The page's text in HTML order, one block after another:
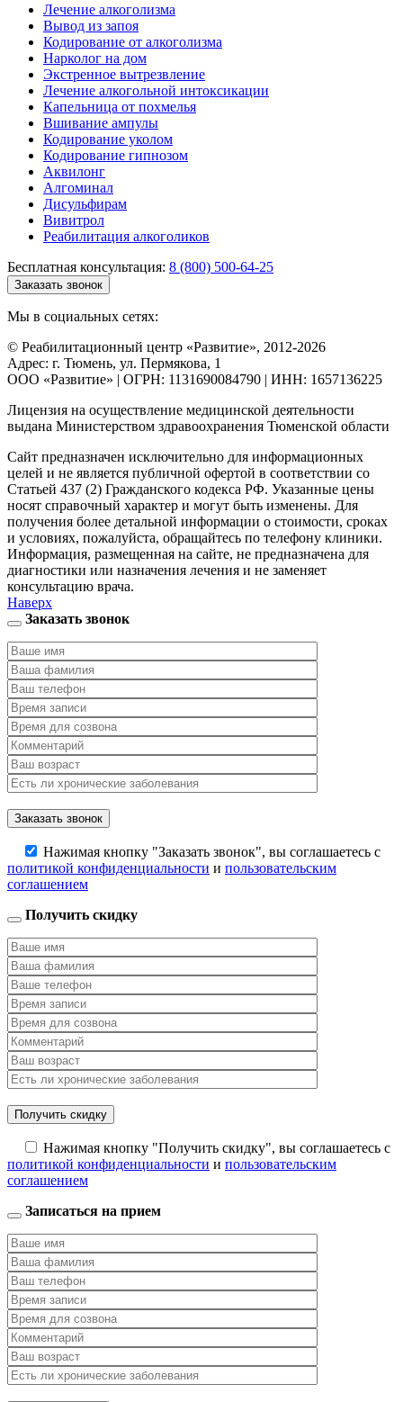
Лечение алкоголизма
Вывод из запоя
Кодирование от алкоголизма
Нарколог на дом
Экстренное вытрезвление
Лечение алкогольной интоксикации
Капельница от похмелья
Вшивание ампулы
Кодирование уколом
Кодирование гипнозом
Аквилонг
Алгоминал
Дисульфирам
Вивитрол
Реабилитация алкоголиков
Бесплатная консультация: 8 (800) 500-64-25
Заказать звонок
Мы в социальных сетях:
© Реабилитационный центр «Развитие», 2012-2026
Адрес: г. Тюмень, ул. Пермякова, 1
ООО «Развитие» | ОГРН: 1131690084790 | ИНН: 1657136225
Лицензия на осуществление медицинской деятельности
выдана Министерством здравоохранения Тюменской области
Сайт предназначен исключительно для информационных
целей и не является публичной офертой в соответствии со
Статьей 437 (2) Гражданского кодекса РФ. Указанные цены
носят справочный характер и могут быть изменены. Для
получения более детальной информации о стоимости, сроках
и условиях, пожалуйста, обращайтесь по телефону клиники.
Информация, размещенная на сайте, не предназначена для
диагностики или назначения лечения и не заменяет
консультацию врача.
Наверх
Заказать звонок
Нажимая кнопку "Заказать звонок", вы соглашаетесь с
политикой конфиденциальности и пользовательским
соглашением
Получить скидку
Нажимая кнопку "Получить скидку", вы соглашаетесь с
политикой конфиденциальности и пользовательским
соглашением
Записаться на прием